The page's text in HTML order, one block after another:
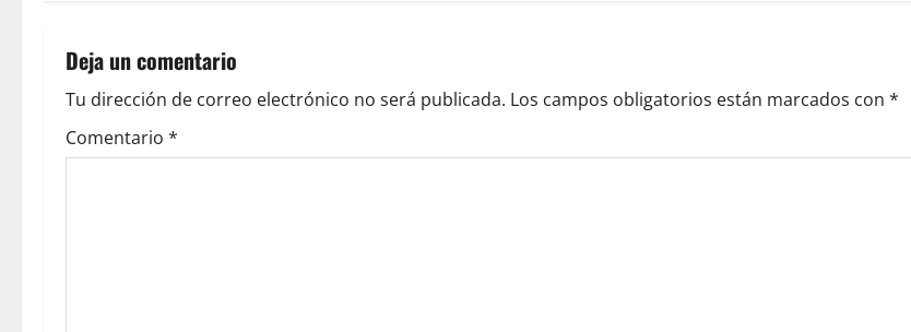
a
v
i
Deja un comentario
Tu dirección de correo electrónico no será publicada. Los campos obligatorios están marcados con *
Comentario *